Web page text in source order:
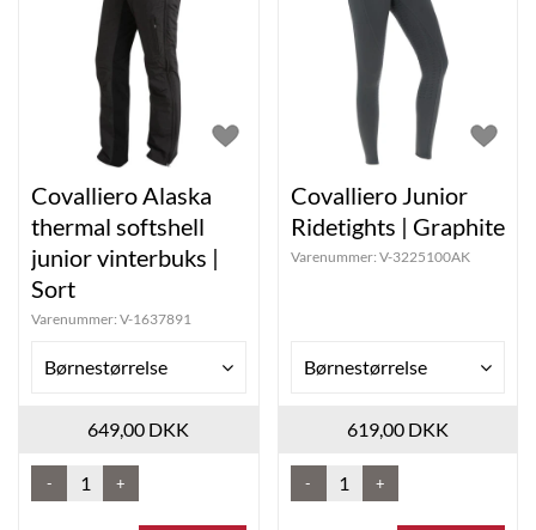
Covalliero Alaska
thermal softshell
junior vinterbuks |
Sort
Varenummer: V-1637891
Børnestørrelse
649,00 DKK
- +
Covalliero Junior
Ridetights | Graphite
Varenummer: V-3225100AK
Børnestørrelse
619,00 DKK
- +